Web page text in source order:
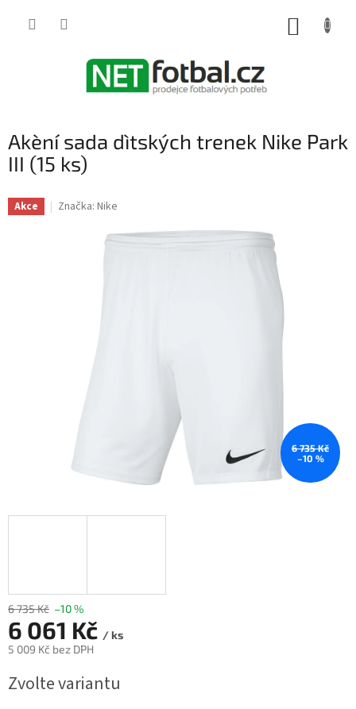
Akèní sada dìtských trenek Nike Park
III (15 ks)
Akce Značka: Nike
6 735 Kč
–10 %
6 735 Kč –10 %
6 061 Kč / ks
5 009 Kč bez DPH
cena:
Zvolte variantu